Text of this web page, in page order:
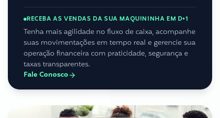
RECEBA AS VENDAS DA SUA MAQUININHA EM D+1
Tenha mais agilidade no fluxo de caixa, acompanhe
suas movimentações em tempo real e gerencie sua
operação financeira com praticidade, segurança e
taxas transparentes.
Fale Conosco